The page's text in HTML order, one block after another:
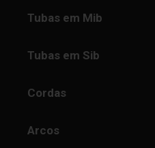
Tubas em Mib
Tubas em Sib
Cordas
Arcos